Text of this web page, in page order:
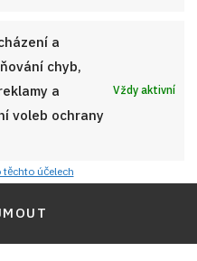
a
chyb,
a
voleb ochrany
Vždy aktivní
těchto účelech